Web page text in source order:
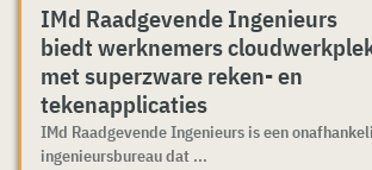
IMd Raadgevende Ingenieurs
biedt werknemers
met superzware reken- en
tekenapplicaties
IMd Raadgevende Ingenieurs is een
ingenieursbureau dat ...